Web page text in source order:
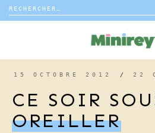
Rechercher :
DÉCO
15 OCTOBRE 2012 / 22
CE SOIR
OREILLER